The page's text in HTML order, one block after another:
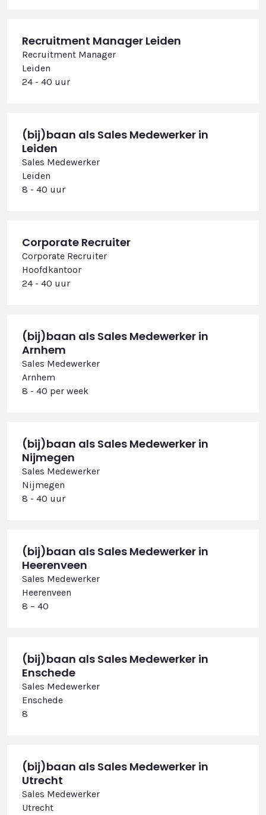
Recruitment Manager Leiden
Recruitment Manager
Leiden
24 - 40 uur
(bij)baan als Sales Medewerker in
Leiden
Sales Medewerker
Leiden
8 - 40 uur
Corporate Recruiter
Corporate Recruiter
Hoofdkantoor
24 - 40 uur
(bij)baan als Sales Medewerker in
Arnhem
Sales Medewerker
Arnhem
8 - 40 per week
(bij)baan als Sales Medewerker in
Nijmegen
Sales Medewerker
Nijmegen
8 - 40 uur
(bij)baan als Sales Medewerker in
Heerenveen
Sales Medewerker
Heerenveen
8 – 40
(bij)baan als Sales Medewerker in
Enschede
Sales Medewerker
Enschede
8
(bij)baan als Sales Medewerker in
Utrecht
Sales Medewerker
Utrecht